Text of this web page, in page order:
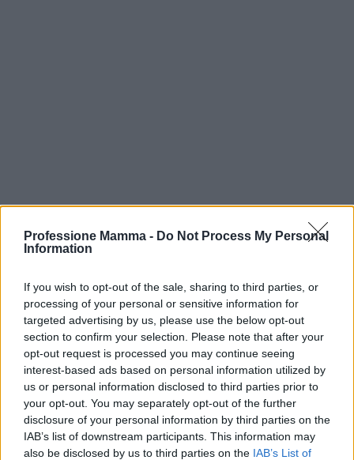
Professione Mamma - Do Not Process My Personal
Information
If you wish to opt-out of the sale, sharing to third parties, or
processing of your personal or sensitive information for
targeted advertising by us, please use the below opt-out
section to confirm your selection. Please note that after your
opt-out request is processed you may continue seeing
interest-based ads based on personal information utilized by
us or personal information disclosed to third parties prior to
your opt-out. You may separately opt-out of the further
disclosure of your personal information by third parties on the
IAB’s list of downstream participants. This information may
also be disclosed by us to third parties on the IAB’s List of
Continua a leggere
NEWS E ATTUALITÀ